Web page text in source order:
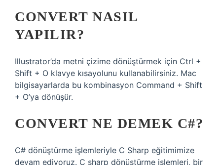
CONVERT NASIL
YAPILIR?
Illustrator’da metni çizime dönüştürmek için Ctrl +
Shift + O klavye kısayolunu kullanabilirsiniz. Mac
bilgisayarlarda bu kombinasyon Command + Shift
+ O’ya dönüşür.
CONVERT NE DEMEK C#?
C# dönüştürme işlemleriyle C Sharp eğitimimize
devam ediyoruz. C sharp dönüştürme işlemleri, bir